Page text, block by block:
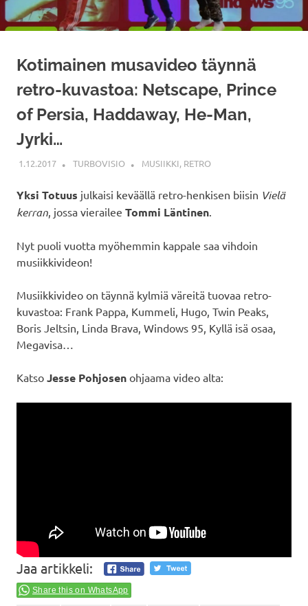
Kotimainen musavideo täynnä
retro-kuvastoa: Netscape, Prince
of Persia, Haddaway, He-Man,
Jyrki…
1.12.2017 TURBOVISIO MUSIIKKI, RETRO
Yksi Totuus julkaisi keväällä retro-henkisen biisin Vielä
kerran , jossa vierailee Tommi Läntinen
Nyt puoli vuotta myöhemmin kappale saa vihdoin
musiikkivideon!
Musiikkivideo on täynnä kylmiä väreitä tuovaa retro-
kuvastoa: Frank Pappa, Kummeli, Hugo, Twin Peaks,
Boris Jeltsin, Linda Brava, Windows 95, Kyllä isä osaa,
Megavisa…
Katso Jesse Pohjosen ohjaama video alta:
Jaa artikkeli:
Share this on WhatsApp